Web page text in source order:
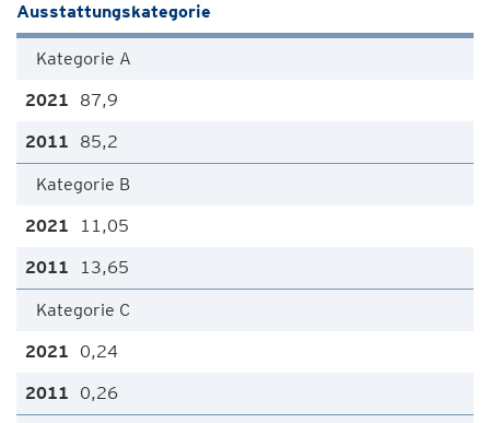
Ausstattungskategorie
Kategorie A
87,9
85,2
Kategorie B
11,05
13,65
Kategorie C
0,24
0,26